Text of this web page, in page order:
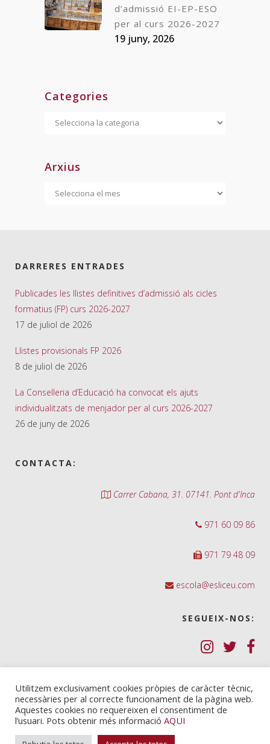
d’admissió EI-EP-ESO
per al curs 2026-2027
19 juny, 2026
Categories
Categories
Arxius
Arxius
DARRERES ENTRADES
Publicades les llistes definitives d’admissió als cicles
formatius (FP) curs 2026-2027
17 de juliol de 2026
Llistes provisionals FP 2026
8 de juliol de 2026
La Conselleria d’Educació ha convocat els ajuts
individualitzats de menjador per al curs 2026-2027
26 de juny de 2026
CONTACTA:
Carrer Cabana, 31. 07141. Pont d'Inca
971 60 09 86
971 79 48 09
escola@esliceu.com
SEGUEIX-NOS:
Política de Galetes (cookies)
Política de privadesa
Nota legal i condicions d’ús
Utilitzem exclusivament cookies pròpies de caràcter tècnic,
necessàries per al correcte funcionament de la pàgina web.
Aquestes cookies no requereixen el consentiment de
l’usuari. Pots obtenir més informació AQUI